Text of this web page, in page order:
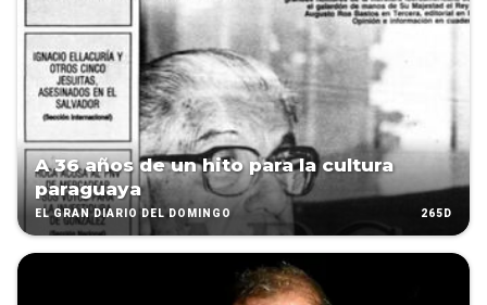
A 36 años de un hito para la cultura
paraguaya
EL GRAN DIARIO DEL DOMINGO 265D